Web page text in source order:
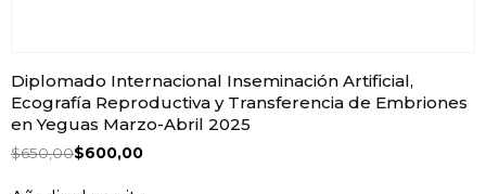
Diplomado Internacional Inseminación Artificial,
Ecografía Reproductiva y Transferencia de Embriones
en Yeguas Marzo-Abril 2025
$650,00$600,00